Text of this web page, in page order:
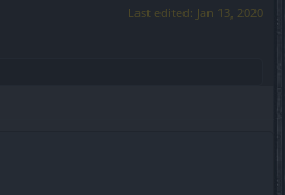
Last edited: Jan 13, 2020